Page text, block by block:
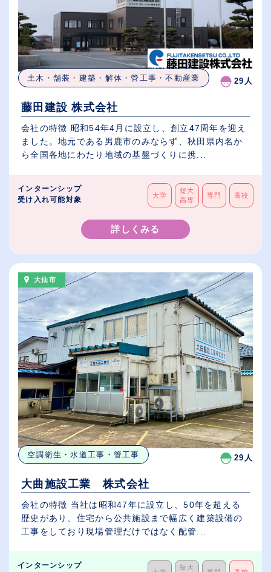
土木・舗装・建築・解体・管工事・不動産業 29人
藤田建設 株式会社
会社の特徴 昭和54年4月に設立し、創立47周年を迎え
ました。地元である男鹿市のみならず、秋田県内名か
ら全国各地にわたり地域の基盤づくりに携...
インターンシップ
受け入れ可能対象
大学
短大
高専
専門 高校
詳しくみる
大仙市
空調衛生・水道工事・管工事 29人
大曲施設工業 株式会社
会社の特徴 当社は昭和47年に設立し、50年を超える
歴史があり、住宅から公共施設まで幅広く建築設備の
工事をしており現場管理だけではなく配管...
インターンシップ 短大